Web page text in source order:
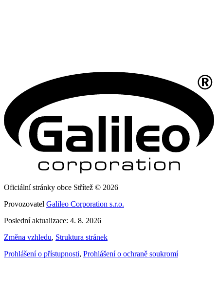
Oficiální stránky obce Střítež © 2026
Provozovatel Galileo Corporation s.r.o.
Poslední aktualizace: 4. 8. 2026
Změna vzhledu, Struktura stránek
Prohlášení o přístupnosti, Prohlášení o ochraně soukromí